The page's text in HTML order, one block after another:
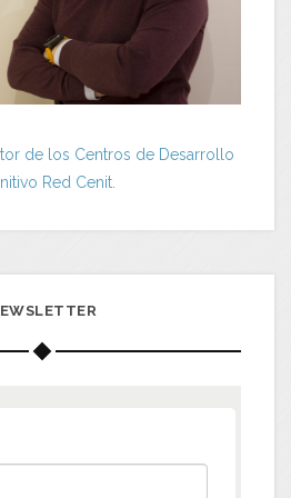
de los Centros de Desarrollo
Red Cenit.